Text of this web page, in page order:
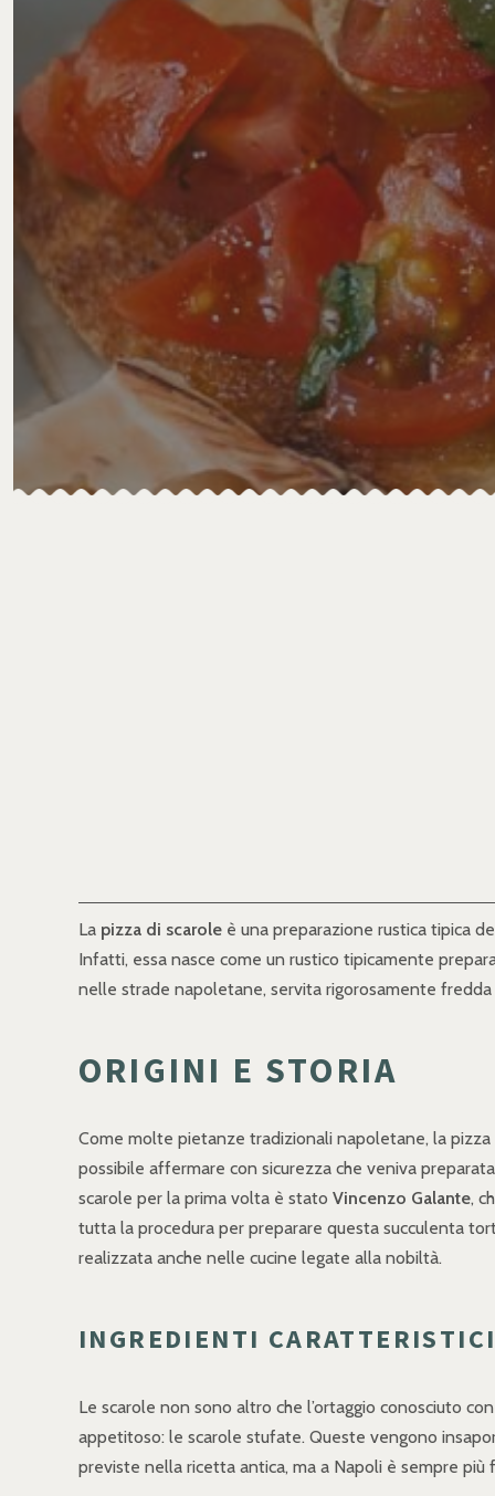
La pizza di scarole è una preparazione rustica tipica
Infatti, essa nasce come un rustico tipicamente
nelle strade napoletane, servita rigorosamente
ORIGINI E STORIA
Come molte pietanze tradizionali napoletane, la pizza
possibile affermare con sicurezza che veniva
scarole per la prima volta è stato Vincenzo Galante,
tutta la procedura per preparare questa succulenta
realizzata anche nelle cucine legate alla nobiltà.
INGREDIENTI
Le scarole non sono altro che l’ortaggio conosciuto
appetitoso: le scarole stufate. Queste vengono
previste nella ricetta antica, ma a Napoli è sempre